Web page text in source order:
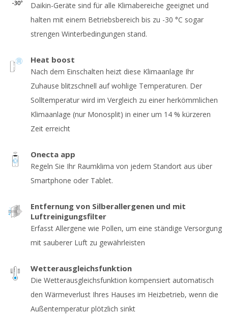
Daikin-Geräte sind für alle Klimabereiche geeignet und
halten mit einem Betriebsbereich bis zu -30 °C sogar
strengen Winterbedingungen stand.
Heat boost
Nach dem Einschalten heizt diese Klimaanlage Ihr
Zuhause blitzschnell auf wohlige Temperaturen. Der
Solltemperatur wird im Vergleich zu einer herkömmlichen
Klimaanlage (nur Monosplit) in einer um 14 % kürzeren
Zeit erreicht
Onecta app
Regeln Sie Ihr Raumklima von jedem Standort aus über
Smartphone oder Tablet.
Entfernung von Silberallergenen und mit
Luftreinigungsfilter
Erfasst Allergene wie Pollen, um eine ständige Versorgung
mit sauberer Luft zu gewährleisten
Wetterausgleichsfunktion
Die Wetterausgleichsfunktion kompensiert automatisch
den Wärmeverlust Ihres Hauses im Heizbetrieb, wenn die
Außentemperatur plötzlich sinkt